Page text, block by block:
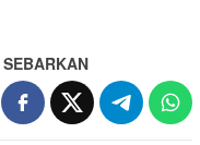
SEBARKAN